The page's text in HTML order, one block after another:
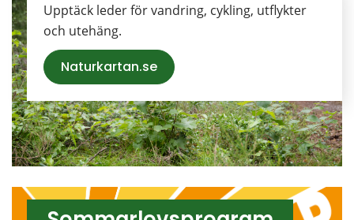
Upptäck leder för vandring, cykling, utflykter
och utehäng.
Naturkartan.se